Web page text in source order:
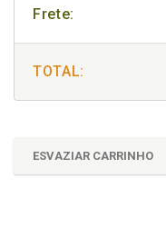
Frete:
TOTAL:
ESVAZIAR CARRINHO